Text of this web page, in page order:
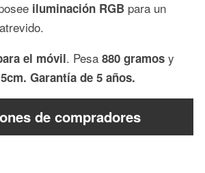
iluminación RGB para un
el móvil. Pesa 880 gramos y
Garantía de 5 años.
de compradores